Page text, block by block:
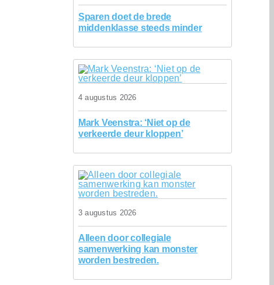
Sparen doet de brede
middenklasse steeds minder
4 augustus 2026
Mark Veenstra: ‘Niet op de
verkeerde deur kloppen’
3 augustus 2026
Alleen door collegiale
samenwerking kan monster
worden bestreden.